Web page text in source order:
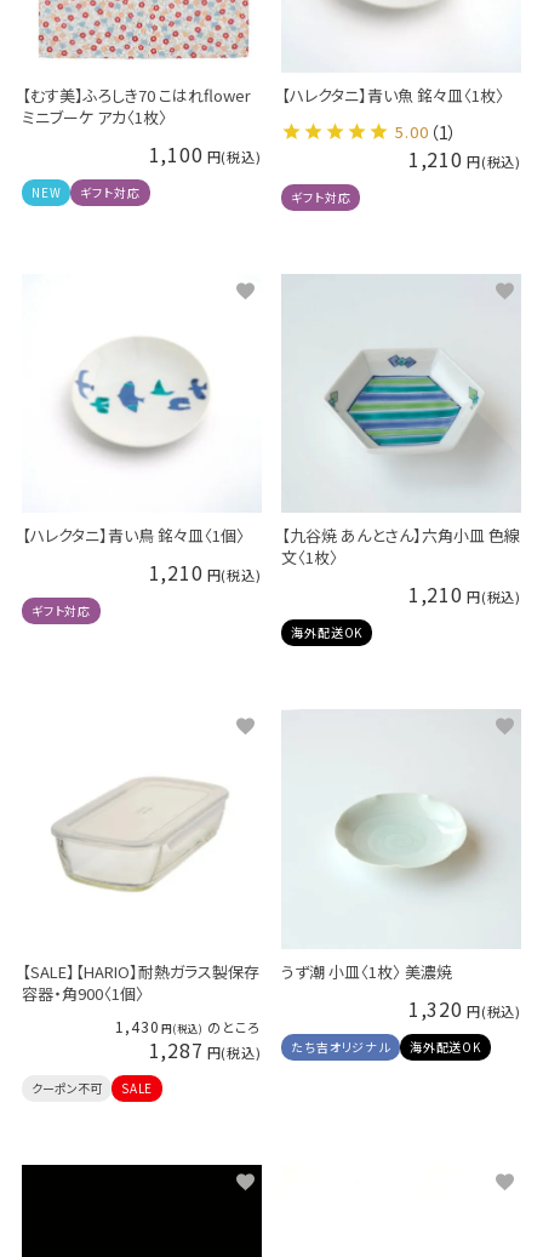
【むす美】ふろしき70 こはれflower
ミニブーケ アカ〈1枚〉
1,100
NEW ギフト対応
【ハレクタニ】青い魚 銘々皿〈1枚〉
5.00 （1）
1,210
ギフト対応
【ハレクタニ】青い鳥 銘々皿〈1個〉
1,210
ギフト対応
【九谷焼 あんとさん】六角小皿 色線
文〈1枚〉
1,210
海外配送OK
【SALE】【HARIO】耐熱ガラス製保存
容器・角900〈1個〉
1,430 のところ
1,287
クーポン不可 SALE
うず潮 小皿〈1枚〉 美濃焼
1,320
たち吉オリジナル 海外配送OK